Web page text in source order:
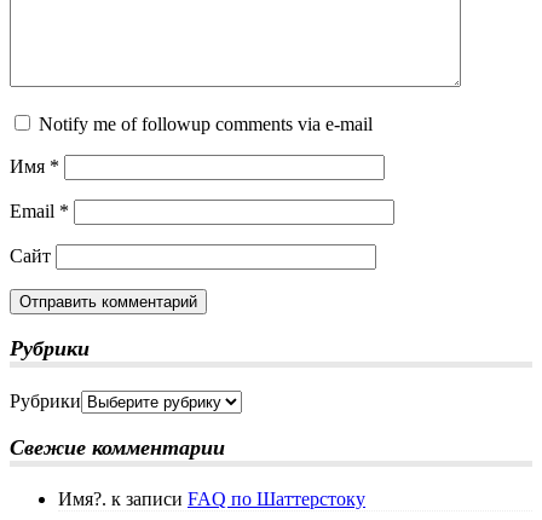
Notify me of followup comments via e-mail
Имя *
Email *
Сайт
Рубрики
Рубрики
Свежие комментарии
Имя?. к записи FAQ по Шаттерстоку